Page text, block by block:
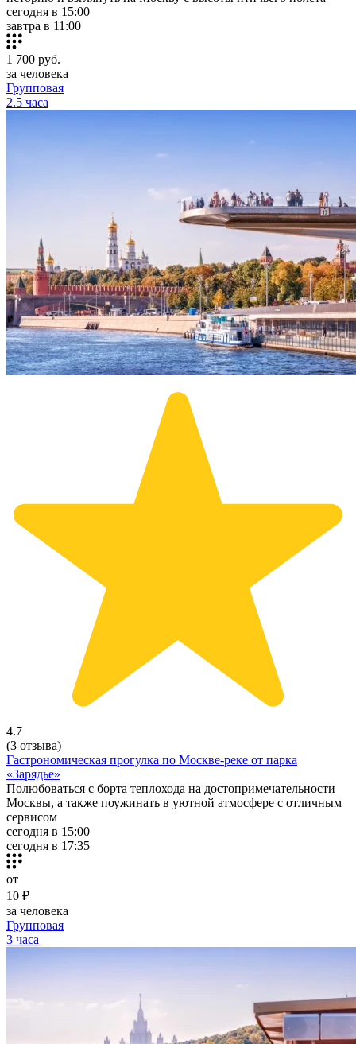
сегодня в 15:00
завтра в 11:00
1 700 руб.
за человека
Групповая
2.5 часа
4.7
(3 отзыва)
Гастрономическая прогулка по Москве-реке от парка
«Зарядье»
Полюбоваться с борта теплохода на достопримечательности
Москвы, а также поужинать в уютной атмосфере с отличным
сервисом
сегодня в 15:00
сегодня в 17:35
от
10 ₽
за человека
Групповая
3 часа